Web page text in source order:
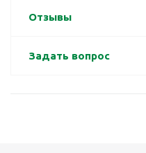
Отзывы
Задать вопрос